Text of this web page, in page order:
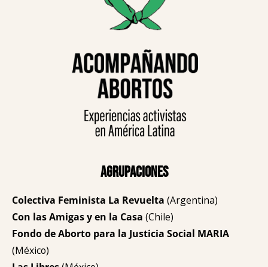
Agrupaciones
Colectiva Feminista La Revuelta (Argentina)
Con las Amigas y en la Casa (Chile)
Fondo de Aborto para la Justicia Social MARIA
(México)